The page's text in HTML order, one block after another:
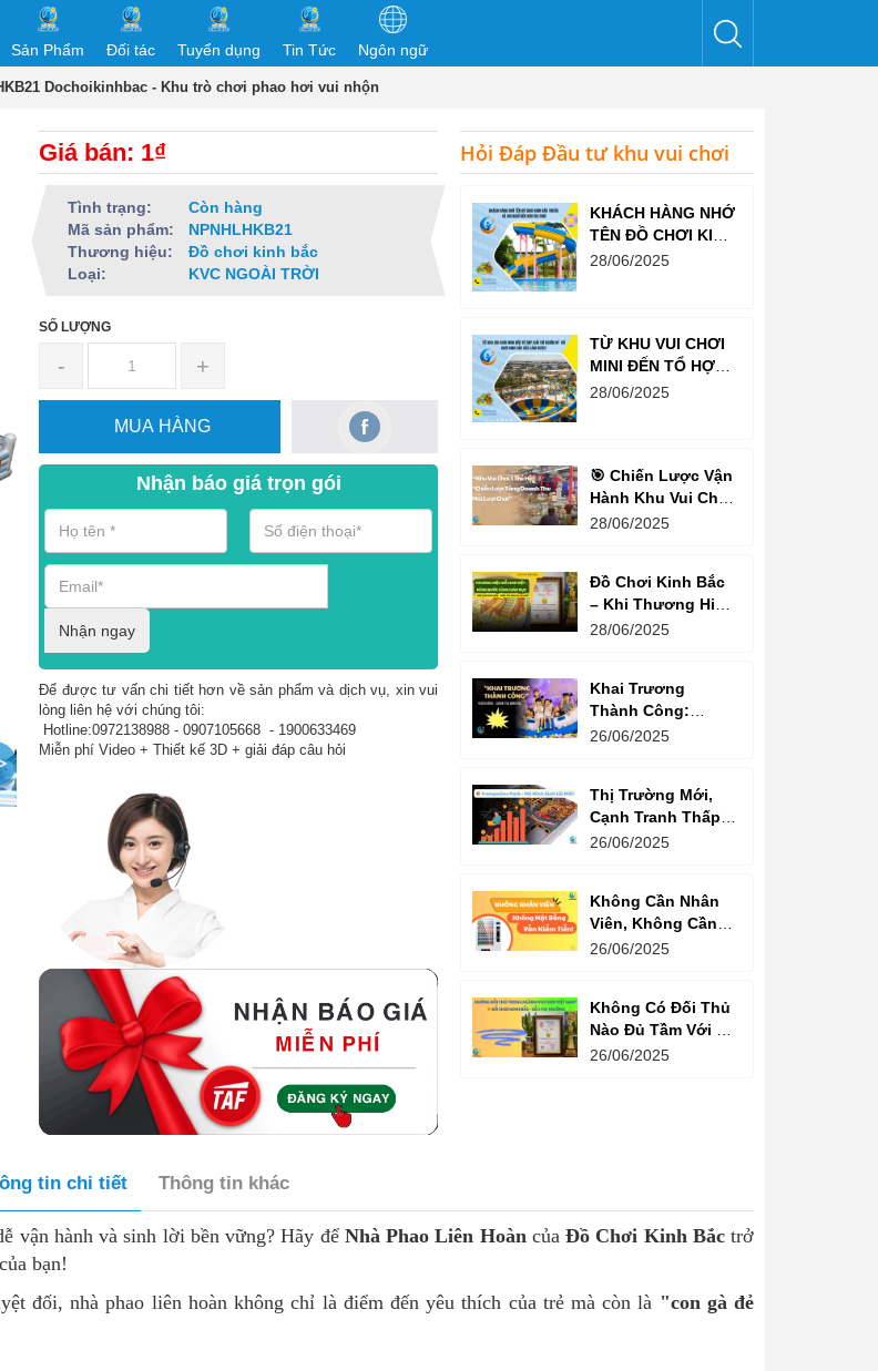
Sản Phẩm Đối tác Tuyển dụng Tin Tức Ngôn ngữ
Dochoikinhbac - Khu trò chơi phao hơi vui nhộn
Giá bán: 1₫
Tình trạng:
Còn hàng
Mã sản phẩm:
NPNHLHKB21
Thương hiệu:
Đồ chơi kinh bắc
Loại:
KVC NGOÀI TRỜI
SỐ LƯỢNG
- +
MUA HÀNG
Nhận báo giá trọn gói
Nhận ngay
Để được tư vấn chi tiết hơn về sản phẩm và dịch vụ, xin vui
lòng liên hệ với chúng tôi:
Hotline:0972138988 - 0907105668 - 1900633469
Miễn phí Video + Thiết kế 3D + giải đáp câu hỏi
Hỏi Đáp Đầu tư khu vui chơi
KHÁCH HÀNG NHỚ
TÊN ĐỒ CHƠI KINH
BẮC TRƯỚC CẢ
28/06/2025
TỪ KHU VUI CHƠI
MINI ĐẾN TỔ HỢP
GIẢI TRÍ NGHÌN M²
28/06/2025
🎯 Chiến Lược Vận
Hành Khu Vui Chơi
3 Thế Hệ – Tối Đa
28/06/2025
Đồ Chơi Kinh Bắc
– Khi Thương Hiệu
Vững Mạnh Bắt
28/06/2025
Khai Trương
Thành Công:
Khách Nườm
Quyết Là Gì?
26/06/2025
Thị Trường Mới,
Cạnh Tranh Thấp –
Trampoline Park Là
26/06/2025
Không Cần Nhân
Viên, Không Cần
Cửa Hàng – Chỉ
26/06/2025
Không Có Đối Thủ
Nào Đủ Tầm Với Đồ
Chơi Kinh Bắc
26/06/2025
tin chi tiết Thông tin khác
vận hành và sinh lời bền vững? Hãy để Nhà Phao Liên Hoàncủa Đồ Chơi Kinh Bắctrở
bạn!
đối, nhà phao liên hoàn không chỉ là điểm đến yêu thích của trẻ mà còn là "con gà đẻ